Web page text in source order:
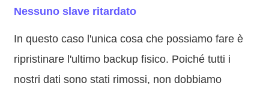
Nessuno slave ritardato
In questo caso l'unica cosa che possiamo fare è
ripristinare l'ultimo backup fisico. Poiché tutti i
nostri dati sono stati rimossi, non dobbiamo